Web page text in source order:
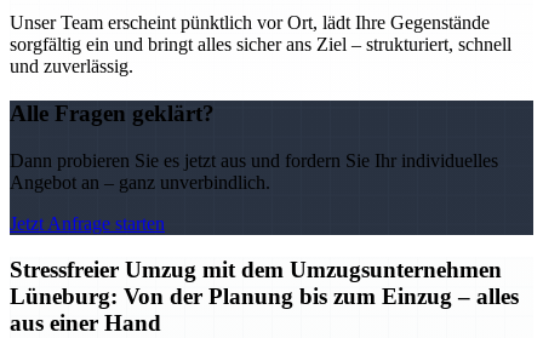
Unser Team erscheint pünktlich vor Ort, lädt Ihre Gegenstände
sorgfältig ein und bringt alles sicher ans Ziel – strukturiert, schnell
und zuverlässig.
Alle Fragen geklärt?
Dann probieren Sie es jetzt aus und fordern Sie Ihr individuelles
Angebot an – ganz unverbindlich.
Jetzt Anfrage starten
Stressfreier Umzug mit dem Umzugsunternehmen
Lüneburg: Von der Planung bis zum Einzug – alles
aus einer Hand